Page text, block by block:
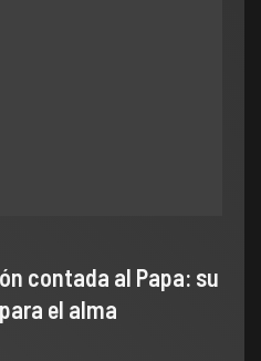
contada al Papa: su
el alma